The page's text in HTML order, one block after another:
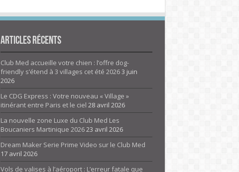
Articles Récents
Club Med accueille votre chien : l’offre dog-
friendly s’étend à 3 villages cet été 20263 juin
2026
Le CDG Express : Votre nouveau « Village »
itinérant entre Paris et le ciel 28 avril 2026
La nouvelle zone Luxe du Club Med Les
Boucaniers Martinique 202623 avril 2026
Dream Maker Serie Prime Video sur le Club Med
17 avril 2026
Vols de valises à l’aéroport : L’erreur fatale que